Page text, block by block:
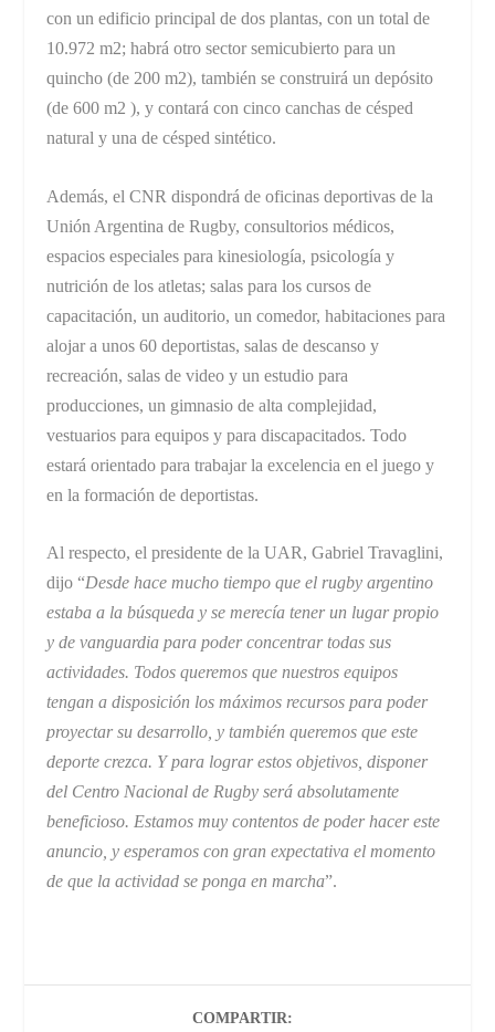
con un edificio principal de dos plantas, con un total de
10.972 m2; habrá otro sector semicubierto para un
quincho (de 200 m2), también se construirá un depósito
(de 600 m2 ), y contará con cinco canchas de césped
natural y una de césped sintético.
Además, el CNR dispondrá de oficinas deportivas de la
Unión Argentina de Rugby, consultorios médicos,
espacios especiales para kinesiología, psicología y
nutrición de los atletas; salas para los cursos de
capacitación, un auditorio, un comedor, habitaciones para
alojar a unos 60 deportistas, salas de descanso y
recreación, salas de video y un estudio para
producciones, un gimnasio de alta complejidad,
vestuarios para equipos y para discapacitados. Todo
estará orientado para trabajar la excelencia en el juego y
en la formación de deportistas.
Al respecto, el presidente de la UAR, Gabriel Travaglini,
dijo “Desde hace mucho tiempo que el rugby argentino
estaba a la búsqueda y se merecía tener un lugar propio
y de vanguardia para poder concentrar todas sus
actividades. Todos queremos que nuestros equipos
tengan a disposición los máximos recursos para poder
proyectar su desarrollo, y también queremos que este
deporte crezca. Y para lograr estos objetivos, disponer
del Centro Nacional de Rugby será absolutamente
beneficioso. Estamos muy contentos de poder hacer este
anuncio, y esperamos con gran expectativa el momento
de que la actividad se ponga en marcha”.
COMPARTIR: